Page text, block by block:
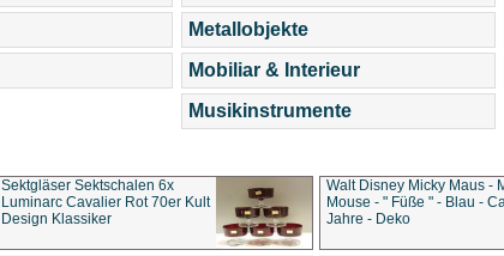
Metallobjekte
Mobiliar & Interieur
Musikinstrumente
Sektgläser Sektschalen 6x
Luminarc Cavalier Rot 70er Kult
Design Klassiker
Walt Disney Micky Maus -
Mouse - " Füße " - Blau -
Jahre - Deko